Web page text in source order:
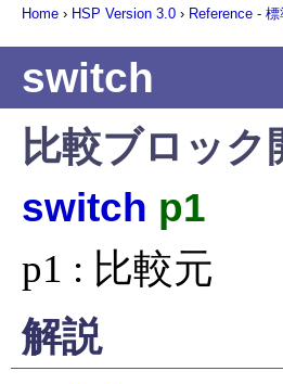
Home › HSP Version 3.0 › Reference -
switch
比較ブロック
switch p1
p1 : 比較元
解説